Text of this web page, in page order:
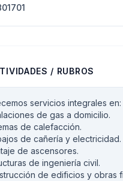
/ RUBROS
servicios integrales en:
de gas a domicilio.
de calefacción.
de cañería y electricidad.
de ascensores.
de ingeniería civil.
de edificios y obras